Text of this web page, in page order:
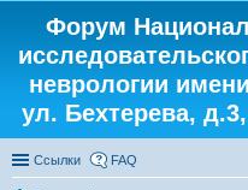
Форум
неврологии
ул. Бехтерева,
Ссылки FAQ